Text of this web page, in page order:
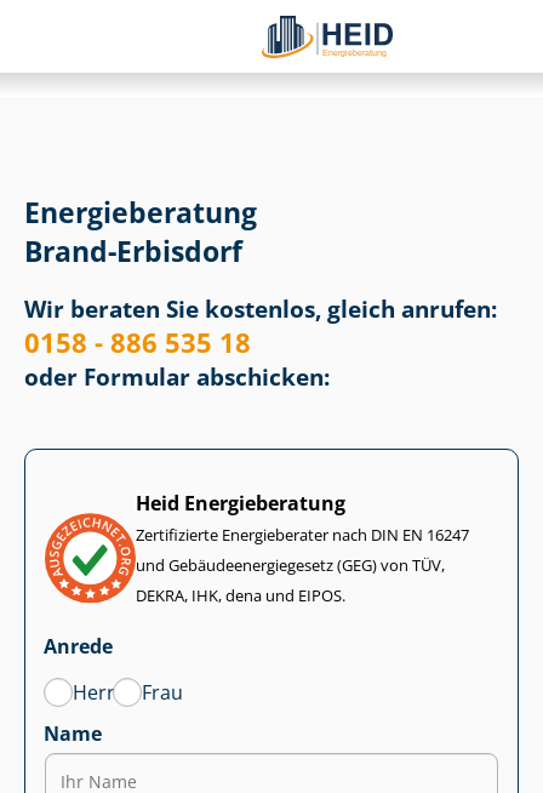
Energieberatung
Brand-Erbisdorf
Wir beraten Sie kostenlos, gleich anrufen:
0158 - 886 535 18
oder Formular abschicken:
Heid Energieberatung
Zertifizierte Energieberater nach DIN EN 16247
und Ge­bäu­de­en­er­gie­ge­setz (GEG) von TÜV,
DEKRA, IHK, dena und EIPOS.
Anrede
Herr
Frau
Name